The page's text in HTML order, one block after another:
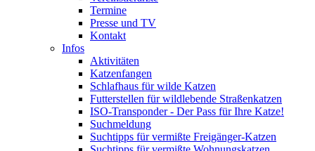
Termine
Presse und TV
Kontakt
Infos
Aktivitäten
Katzenfangen
Schlafhaus für wilde Katzen
Futterstellen für wildlebende Straßenkatzen
ISO-Transponder - Der Pass für Ihre Katze!
Suchmeldung
Suchtipps für vermißte Freigänger-Katzen